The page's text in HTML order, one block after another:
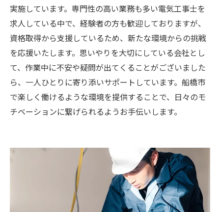
実施しています。専門性の高い業務も多い電気工事士を
求人している中で、経験者の方も歓迎しておりますが、
資格取得から支援しているため、新たな環境からの挑戦
を応援いたします。思いやりを大切にしている会社とし
て、作業中に不安や疑問が出てくることがございました
ら、一人ひとりに寄り添いサポートしています。船橋市
で楽しく働けるような環境を提供することで、日々のモ
チベーションに繋げられるようお手伝いします。